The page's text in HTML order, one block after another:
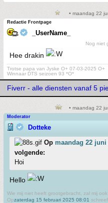
• maandag 22
Redactie Frontpage
_UserName_
Nog niet
Hee drakin
Trotse papa van Jyske O+ 07-03-2025 O+
Winnaar DTS seizoen 93 *O*
Fiverr - alle diensten vanaf 5
• maandag 22
Moderator
Dotteke
Op maandag 22 juni
volgende:
Hoi
Hello
Wie mij niet heeft grootgebracht, zal mij
Opzaterdag 15 februari 2025 08:01 schreef